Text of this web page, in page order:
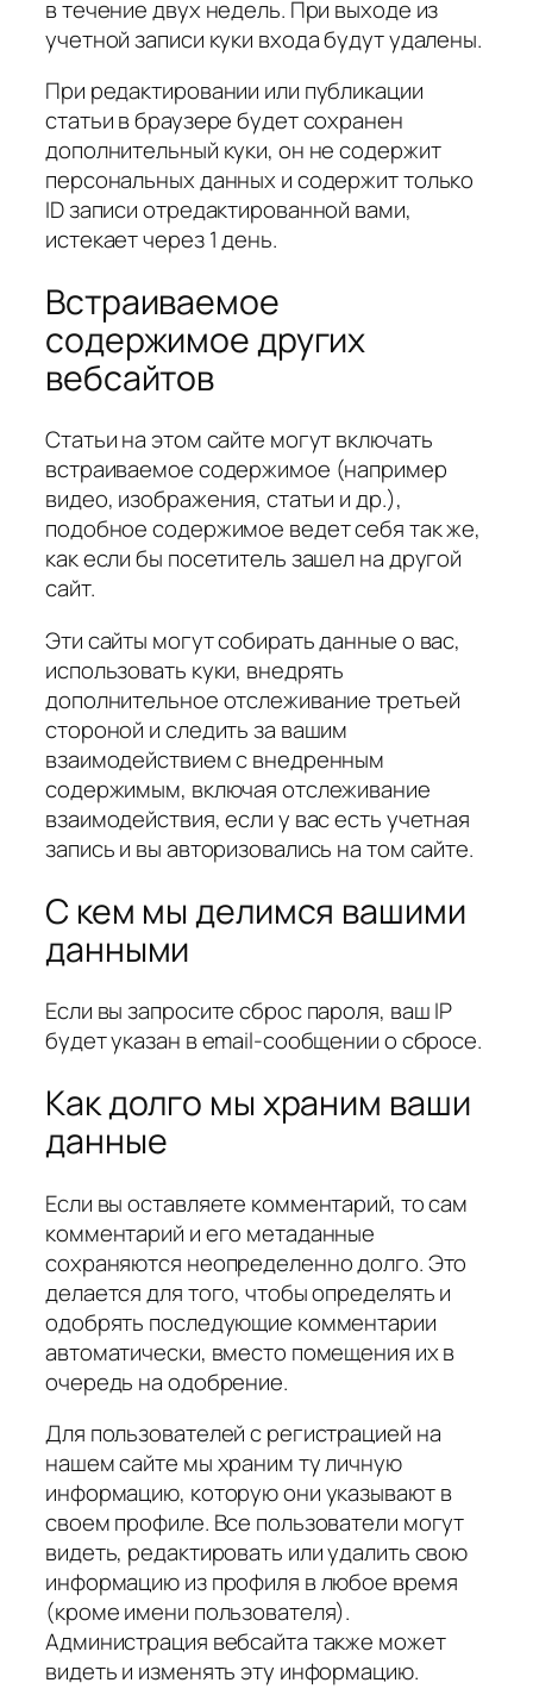
в течение двух недель. При выходе из
учетной записи куки входа будут удалены.
При редактировании или публикации
статьи в браузере будет сохранен
дополнительный куки, он не содержит
персональных данных и содержит только
ID записи отредактированной вами,
истекает через 1 день.
Встраиваемое
содержимое других
вебсайтов
Статьи на этом сайте могут включать
встраиваемое содержимое (например
видео, изображения, статьи и др.),
подобное содержимое ведет себя так же,
как если бы посетитель зашел на другой
сайт.
Эти сайты могут собирать данные о вас,
использовать куки, внедрять
дополнительное отслеживание третьей
стороной и следить за вашим
взаимодействием с внедренным
содержимым, включая отслеживание
взаимодействия, если у вас есть учетная
запись и вы авторизовались на том сайте.
С кем мы делимся вашими
данными
Если вы запросите сброс пароля, ваш IP
будет указан в email-сообщении о сбросе.
Как долго мы храним ваши
данные
Если вы оставляете комментарий, то сам
комментарий и его метаданные
сохраняются неопределенно долго. Это
делается для того, чтобы определять и
одобрять последующие комментарии
автоматически, вместо помещения их в
очередь на одобрение.
Для пользователей с регистрацией на
нашем сайте мы храним ту личную
информацию, которую они указывают в
своем профиле. Все пользователи могут
видеть, редактировать или удалить свою
информацию из профиля в любое время
(кроме имени пользователя).
Администрация вебсайта также может
видеть и изменять эту информацию.